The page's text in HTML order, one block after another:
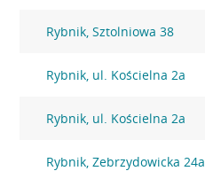
Rybnik, Sztolniowa 38
Rybnik, ul. Kościelna 2a
Rybnik, ul. Kościelna 2a
Rybnik, Zebrzydowicka 24a